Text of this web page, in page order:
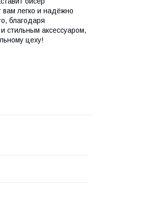
вам легко и надёжно
благодаря
стильным аксессуаром,
цеху!